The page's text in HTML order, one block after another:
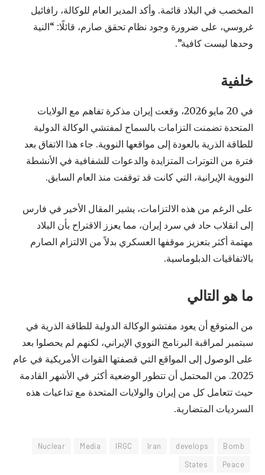
المخصب في البلاد قائمة. وأكد المدير العام للوكالة، رافائيل
غروسي، على ضرورة وجود نظام تحقق صارم، قائلًا: “النية
وحدها ليست كافية”.
خلفية
في 20 مايو 2026، وقعت إيران مذكرة تفاهم مع الولايات
المتحدة تضمنت التزامات بالسماح لمفتشي الوكالة الدولية
للطاقة الذرية بالعودة إلى مواقعها النووية. جاء هذا الاتفاق بعد
فترة من التوترات المتزايدة والدعوات للشفافية في الأنشطة
النووية الإيرانية، التي كانت قد توقفت منذ العام السابق.
على الرغم من هذه الالتزامات، يشير المقال الأخير في فارس
إلى انقلاب حاد في سرد إيران، مما يعزز الاقتراح بأن البلاد
مهتمة أكثر بتعزيز موقفها العسكري بدلاً من الالتزام الصارم
بالاتفاقيات الدبلوماسية.
ما هو التالي
من المتوقع أن يعود مفتشو الوكالة الدولية للطاقة الذرية في
سبتمبر لمراقبة البرنامج النووي الإيراني، لكنهم لم يحصلوا بعد
على الوصول إلى المواقع التي قصفتها القوات الأمريكية في عام
2025. من المحتمل أن تتطور الوضعية أكثر في الأشهر القادمة
حيث تتعامل كل من إيران والولايات المتحدة مع تداعيات هذه
السرديات المتضاربة.
Bomb
develops
Iran
IRGC
Media
Nuclear
Peace
States